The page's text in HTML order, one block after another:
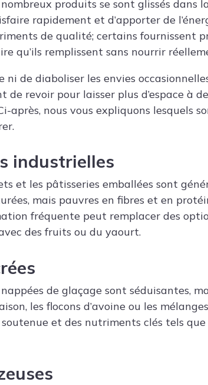
produits se sont glissés dans
rapidement et d’apporter de
de qualité; certains fournissent
qu’ils remplissent sans nourrir
ni de diaboliser les envies
de revoir pour laisser plus d’espace à
après, nous vous expliquons lesquels
industrielles
et les pâtisseries emballées sont
mais pauvres en fibres et en
fréquente peut remplacer des
des fruits ou du yaourt.
nappées de glaçage sont séduisantes,
les flocons d’avoine ou les
et des nutriments clés tels que